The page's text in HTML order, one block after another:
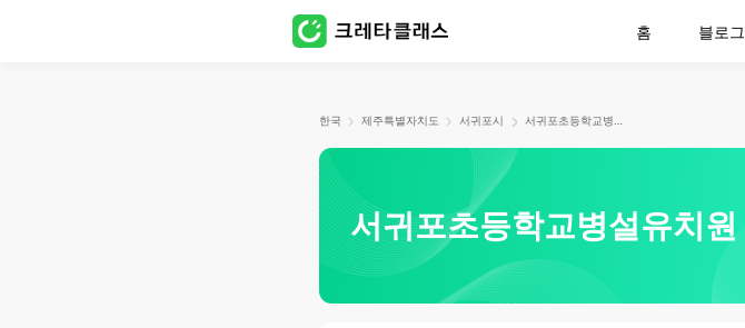
홈 블로그
한국 제주특별자치도 서귀포시
서귀포초등학교병설유치원